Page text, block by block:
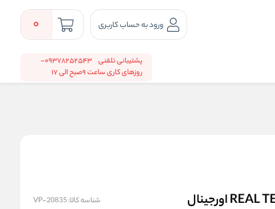
ورود به حساب کاربری 0
پشتیبانی تلفنی
09378252543-
روزهای کاری ساعت 9صبح الی 17
شناسه کالا:VP-20835